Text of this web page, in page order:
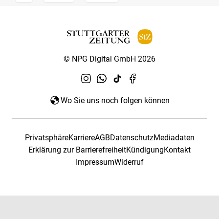
© NPG Digital GmbH 2026
Wo Sie uns noch folgen können
PrivatsphäreKarriereAGBDatenschutzMediadaten
Erklärung zur BarrierefreiheitKündigungKontakt
ImpressumWiderruf